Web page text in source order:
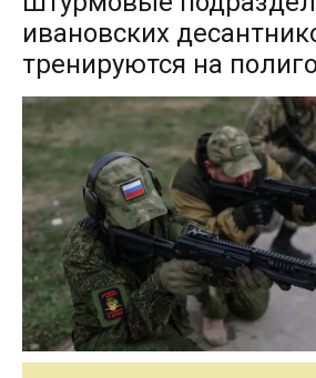
ивановских
тренируются на